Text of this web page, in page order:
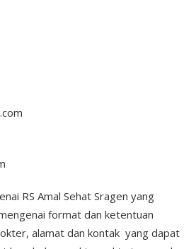
RS Amal Sehat Sragen yang
format dan ketentuan
alamat dan kontak yang dapat